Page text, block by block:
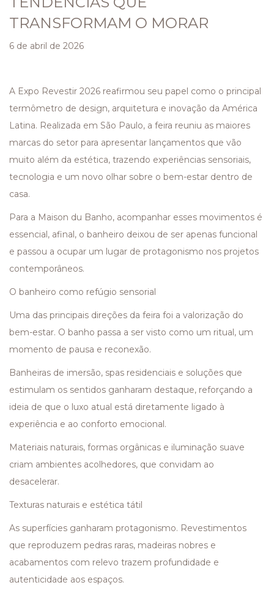
TRANSFORMAM O MORAR
6 de abril de 2026
A Expo Revestir 2026 reafirmou seu papel como o principal
termômetro de design, arquitetura e inovação da América
Latina. Realizada em São Paulo, a feira reuniu as maiores
marcas do setor para apresentar lançamentos que vão
muito além da estética, trazendo experiências sensoriais,
tecnologia e um novo olhar sobre o bem-estar dentro de
casa.
Para a Maison du Banho, acompanhar esses movimentos é
essencial, afinal, o banheiro deixou de ser apenas funcional
e passou a ocupar um lugar de protagonismo nos projetos
contemporâneos.
O banheiro como refúgio sensorial
Uma das principais direções da feira foi a valorização do
bem-estar. O banho passa a ser visto como um ritual, um
momento de pausa e reconexão.
Banheiras de imersão, spas residenciais e soluções que
estimulam os sentidos ganharam destaque, reforçando a
ideia de que o luxo atual está diretamente ligado à
experiência e ao conforto emocional.
Materiais naturais, formas orgânicas e iluminação suave
criam ambientes acolhedores, que convidam ao
desacelerar.
Texturas naturais e estética tátil
As superfícies ganharam protagonismo. Revestimentos
que reproduzem pedras raras, madeiras nobres e
acabamentos com relevo trazem profundidade e
autenticidade aos espaços.